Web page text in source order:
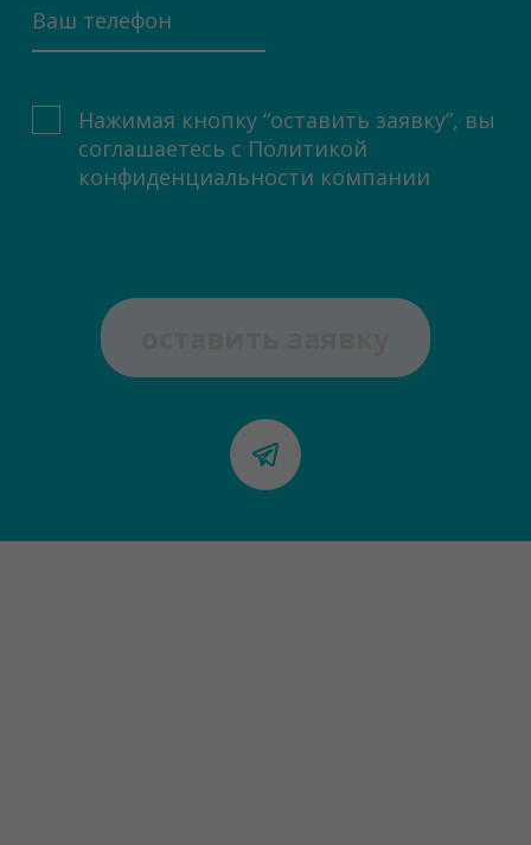
Нажимая кнопку “оставить заявку”, вы
соглашаетесь с Политикой
конфиденциальности компании